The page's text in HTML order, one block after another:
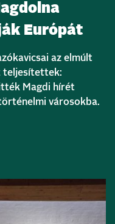
Európát
az elmúlt
teljesítettek:
Magdi hírét
városokba.